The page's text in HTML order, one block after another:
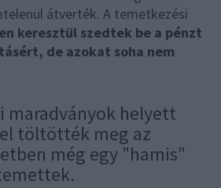
átverték. A temetkezési
keresztül szedtek be a pénzt
de azokat soha nem
maradványok helyett
töltötték meg az
még egy "hamis"